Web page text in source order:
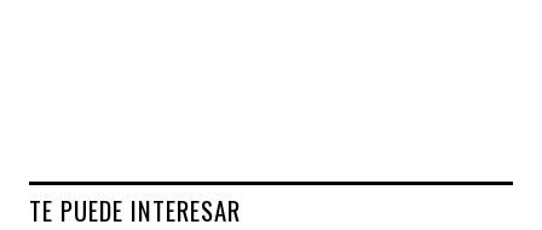
TE PUEDE INTERESAR